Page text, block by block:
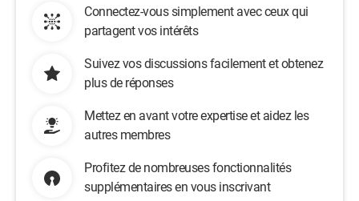
Connectez-vous simplement avec ceux qui
partagent vos intérêts
Suivez vos discussions facilement et obtenez
plus de réponses
Mettez en avant votre expertise et aidez les
autres membres
Profitez de nombreuses fonctionnalités
supplémentaires en vous inscrivant